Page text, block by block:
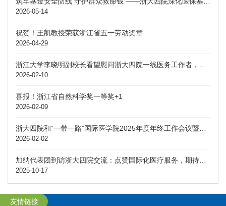
2026-05-14
祝贺！王凯教授荣获浙江省五一劳动奖章
2026-04-29
2026-02-10
喜报！浙江省自然科学奖一等奖+1
2026-02-09
2026-02-02
2025-10-17
友情链接